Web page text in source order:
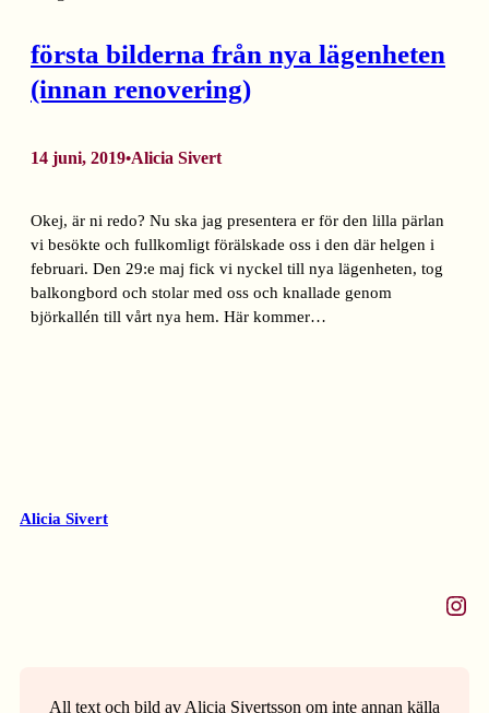
första bilderna från nya lägenheten
(innan renovering)
14 juni, 2019•Alicia Sivert
Okej, är ni redo? Nu ska jag presentera er för den lilla pärlan
vi besökte och fullkomligt förälskade oss i den där helgen i
februari. Den 29:e maj fick vi nyckel till nya lägenheten, tog
balkongbord och stolar med oss och knallade genom
björkallén till vårt nya hem. Här kommer…
Alicia Sivert
Instagram
All text och bild av Alicia Sivertsson om inte annan källa